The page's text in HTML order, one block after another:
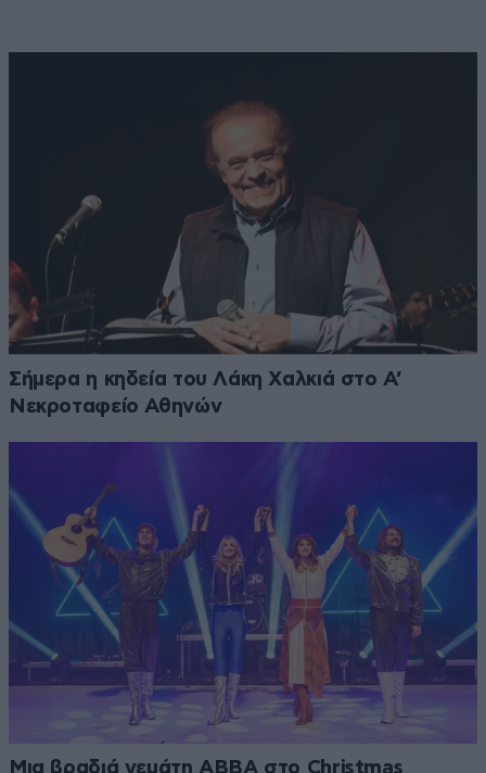
Σήμερα η κηδεία του Λάκη Χαλκιά στο Α’
Νεκροταφείο Αθηνών
Μια βραδιά γεμάτη ABBA στο Christmas